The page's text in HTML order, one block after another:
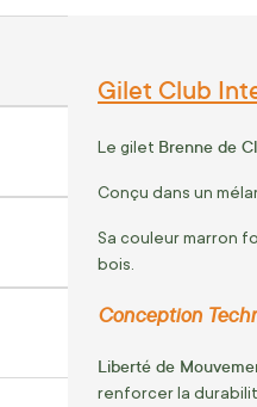
Gilet Club
Le gilet Brenne de
Conçu dans un
Sa couleur marron
bois.
Conception
Liberté de
renforcer la